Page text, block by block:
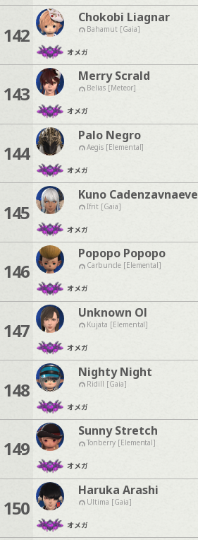
142
Chokobi Liagnar
Bahamut [Gaia]
オメガ
143
Merry Scrald
Belias [Meteor]
オメガ
144
Palo Negro
Aegis [Elemental]
オメガ
145
Kuno Cadenzavnaeve
Ifrit [Gaia]
オメガ
146
Popopo Popopo
Carbuncle [Elemental]
オメガ
147
Unknown Ol
Kujata [Elemental]
オメガ
148
Nighty Night
Ridill [Gaia]
オメガ
149
Sunny Stretch
Tonberry [Elemental]
オメガ
150
Haruka Arashi
Ultima [Gaia]
オメガ